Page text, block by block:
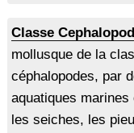
Classe
mollusque de la
céphalopodes, par
aquatiques
les seiches, les